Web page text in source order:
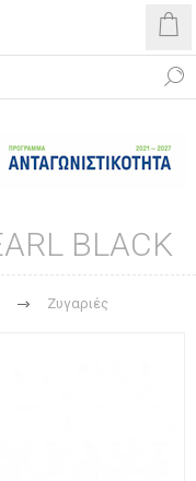
άνω
BLACK
Ζυγαριές